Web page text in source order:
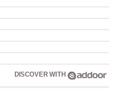
DISCOVER WITH